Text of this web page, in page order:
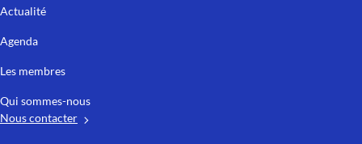
Actualité
Agenda
Les membres
Qui sommes-nous
Nous contacter